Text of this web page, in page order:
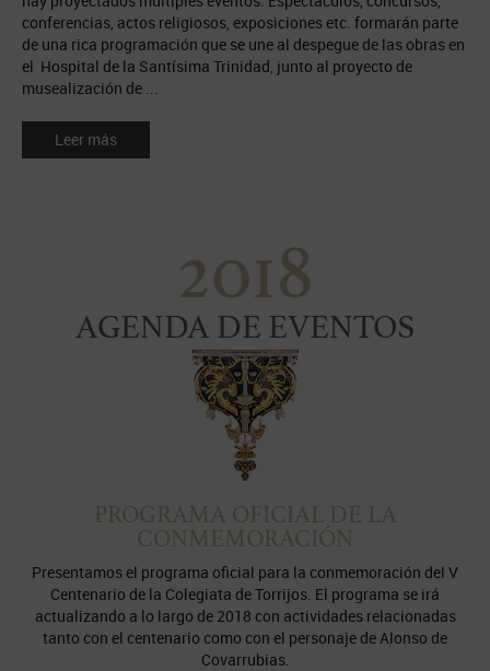
conferencias, actos religiosos, exposiciones etc. formarán parte
de una rica programación que se une al despegue de las obras en
el Hospital de la Santísima Trinidad, junto al proyecto de
musealización de ...
Leer más
2018
AGENDA DE EVENTOS
PROGRAMA OFICIAL DE LA
CONMEMORACIÓN
Presentamos el programa oficial para la conmemoración del V
Centenario de la Colegiata de Torrijos. El programa se irá
actualizando a lo largo de 2018 con actividades relacionadas
tanto con el centenario como con el personaje de Alonso de
Covarrubias.